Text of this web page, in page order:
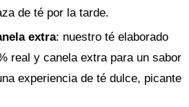
de té por la tarde.
extra: nuestro té elaborado
real y canela extra para un sabor
experiencia de té dulce, picante